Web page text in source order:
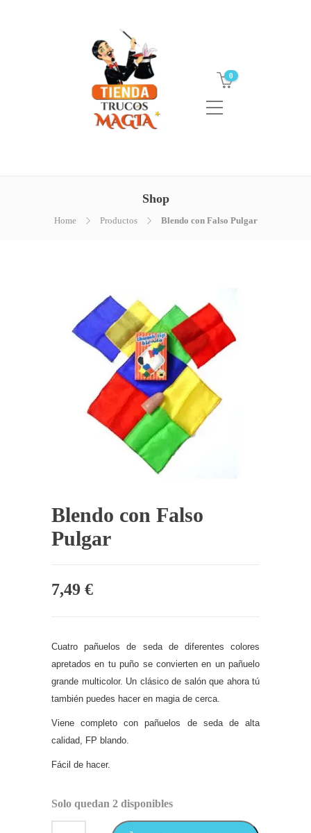
0
Shop
Home Productos Blendo con Falso Pulgar
Blendo con Falso
Pulgar
7,49 €
Cuatro pañuelos de seda de diferentes colores
apretados en tu puño se convierten en un pañuelo
grande multicolor. Un clásico de salón que ahora tú
también puedes hacer en magia de cerca.
Viene completo con pañuelos de seda de alta
calidad, FP blando.
Fácil de hacer.
Solo quedan 2 disponibles